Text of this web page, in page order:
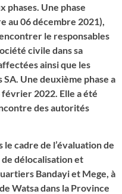
phases. Une phase
au 06 décembre 2021),
le responsables
civile dans sa
ainsi que les
Une deuxième phase a
2022. Elle a été
des autorités
cadre de l’évaluation de
de délocalisation et
Bandayi et Mege, à
Watsa dans la Province